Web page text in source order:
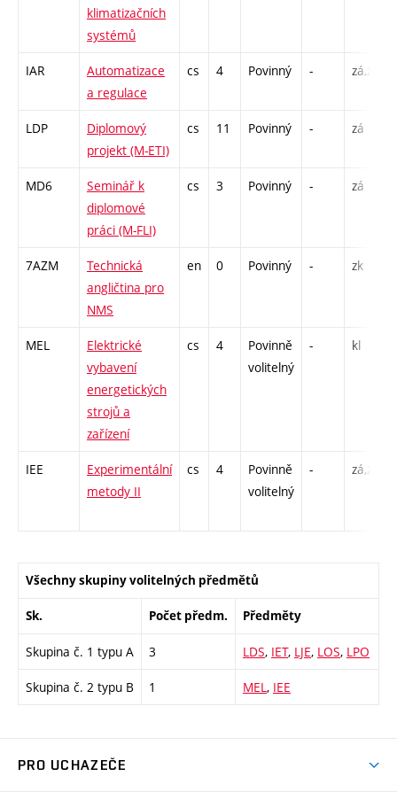
klimatizačních
systémů
IAR
Automatizace
a regulace
cs 4 Povinný - zá,zk
LDP
Diplomový
projekt (M-ETI)
cs 11 Povinný - zá
MD6
Seminář k
diplomové
práci (M-FLI)
cs 3 Povinný - zá
7AZM
Technická
angličtina pro
NMS
en 0 Povinný - zk
MEL
Elektrické
vybavení
energetických
strojů a
zařízení
cs 4
Povinně
volitelný
- kl
IEE
Experimentální
metody II
cs 4
Povinně
volitelný
- zá,zk
Všechny skupiny volitelných předmětů
Sk. Počet předm. Předměty
Skupina č. 1 typu A 3 LDS, IET, LJE, LOS, LPO
Skupina č. 2 typu B 1 MEL , IEE
PRO UCHAZEČE